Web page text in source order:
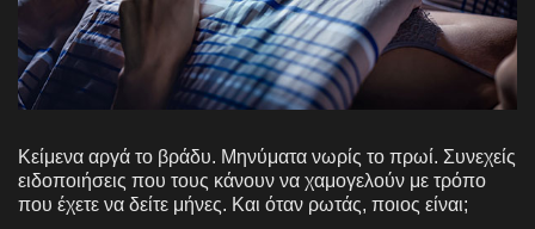
Κείμενα αργά το βράδυ. Μηνύματα νωρίς το πρωί. Συνεχείς
ειδοποιήσεις που τους κάνουν να χαμογελούν με τρόπο
που έχετε να δείτε μήνες. Και όταν ρωτάς, ποιος είναι;